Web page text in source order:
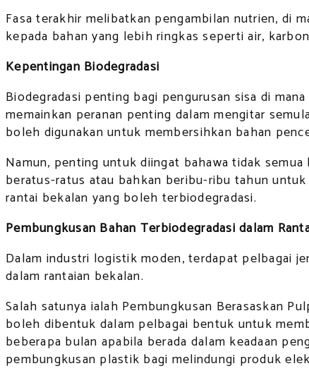
Fasa terakhir melibatkan pengambilan nutrien, di
kepada bahan yang lebih ringkas seperti air,
Kepentingan Biodegradasi
Biodegradasi penting bagi pengurusan sisa di
memainkan peranan penting dalam mengitar
boleh digunakan untuk membersihkan bahan
Namun, penting untuk diingat bahawa tidak
beratus-ratus atau bahkan beribu-ribu tahun
rantai bekalan yang boleh terbiodegradasi.
Pembungkusan Bahan Terbiodegradasi dalam
Dalam industri logistik moden, terdapat pelbagai
dalam rantaian bekalan.
Salah satunya ialah Pembungkusan Berasaskan
boleh dibentuk dalam pelbagai bentuk untuk
beberapa bulan apabila berada dalam keadaan
pembungkusan plastik bagi melindungi produk